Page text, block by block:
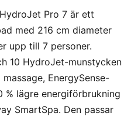
Pro 7 är ett
med 216 cm diameter
upp till 7 personer.
10 HydroJet-munstycken
EnergySense-
lägre energiförbrukning
SmartSpa. Den passar